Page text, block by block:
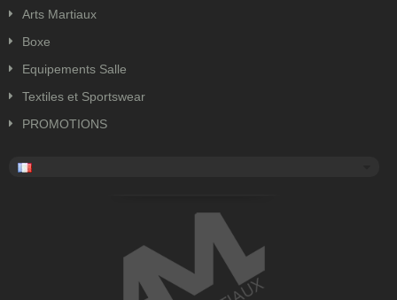
Arts Martiaux
Boxe
Equipements Salle
Textiles et Sportswear
PROMOTIONS